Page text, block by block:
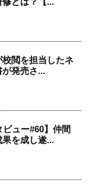
閲を担当したネ
が発売さ...
ビュー#60】仲間
を成し遂...